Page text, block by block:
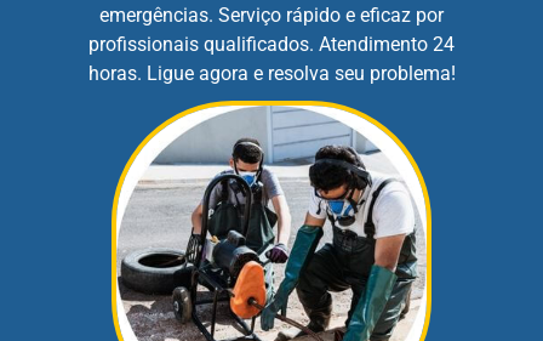
emergências. Serviço rápido e eficaz por
profissionais qualificados. Atendimento 24
horas. Ligue agora e resolva seu problema!